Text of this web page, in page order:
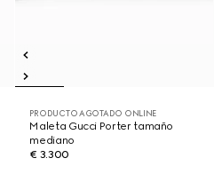
PRODUCTO AGOTADO ONLINE
Maleta Gucci Porter tamaño
mediano
€ 3.300